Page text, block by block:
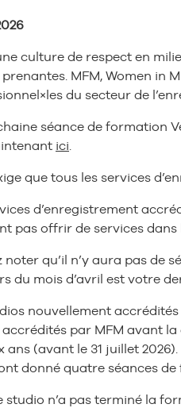
culture de respect en
MFM, Women in
du secteur de
séance de formation
ici.
que tous les services
d’enregistrement
pas offrir de services dans
noter qu’il n’y aura pas de
du mois d’avril est votre
nouvellement
par MFM avant
ans (avant le 31 juillet
donné quatre séances
studio n’a pas terminé la